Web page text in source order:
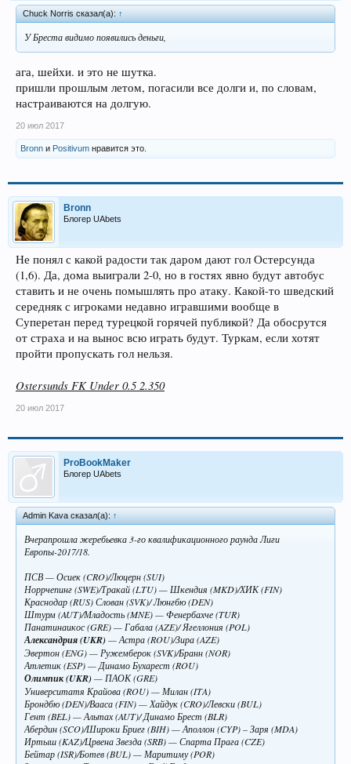
Chuck Norris сказал(а): ↑
У Бреста видимо появились деньги,
ага, шейхи. и это не шутка.
пришли прошлым летом, погасили все долги и, по словам,
настраиваются на долгую.
20 июл 2017
Bronn и Positivum нравится это.
Bronn
Блогер UAbets
Не понял с какой радости так даром дают гол Остерсунда
(1,6). Да, дома выиграли 2-0, но в гостях явно будут автобус
ставить и не очень помышлять про атаку. Какой-то шведский
середняк с игроками недавно игравшими вообще в
Суперетан перед турецкой горячей публикой? Да обосрутся
от страха и на вынос всю играть будут. Туркам, если хотят
пройти пропускать гол нельзя.
Ostersunds FK Under 0.5 2.350
20 июл 2017
ProBookMaker
Блогер UAbets
Admin Kava сказал(а): ↑
Вчерапрошла жеребьевка 3-го квалификационного раунда Лиги
Европы-2017/18.
ПСВ — Осиек (CRO)/Люцерн (SUI)
Норрчепинг (SWE)/Тракай (LTU) — Шкендия (MKD)/ХИК (FIN)
Краснодар (RUS) Слован (SVK)/ Люнгбю (DEN)
Штурм (AUT)/Младость (MNE) — Фенербахче (TUR)
Панатинаикос (GRE) — Габала (AZE)/ Ягеллония (POL)
Александрия (UKR)— Астра (ROU)/Зира (AZE)
Эвертон (ENG) — Ружемберок (SVK)/Бранн (NOR)
Атлетик (ESP) — Динамо Бухарест (ROU)
Олимпик (UKR)— ПАОК (GRE)
Университатя Крайова (ROU) — Милан (ITA)
Брондбю (DEN)/Вааса (FIN) — Хайдук (CRO)/Левски (BUL)
Гент (BEL) — Альтах (AUT)/ Динамо Брест (BLR)
Абердин (SCO)/Широки Бриег (BIH) — Аполлон (CYP) – Заря (MDA)
Иртыш (KAZ)/Црвена Звезда (SRB) — Спарта Прага (CZE)
Бейтар (ISR)/Ботев (BUL) — Маритиму (POR)